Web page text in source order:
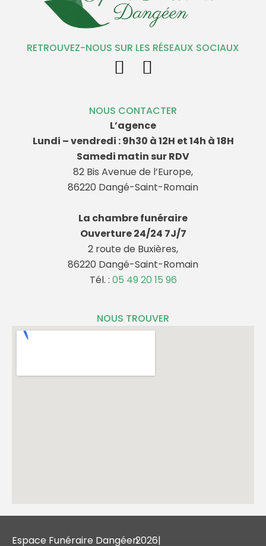
RETROUVEZ-NOUS SUR LES RÉSEAUX SOCIAUX
NOUS CONTACTER
L’agence
Lundi – vendredi : 9h30 à 12H et 14h à 18H
Samedi matin sur RDV
82 Bis Avenue de l’Europe,
86220 Dangé-Saint-Romain
La chambre funéraire
Ouverture 24/24 7J/7
2 route de Buxières,
86220 Dangé-Saint-Romain
Tél. : 05 49 20 15 96
NOUS TROUVER
Espace Funéraire Dangéen2026|